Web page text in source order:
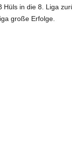
Hüls in die 8. Liga
große Erfolge.